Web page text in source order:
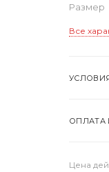
Размер
Все
ОПЛАТА
Цена